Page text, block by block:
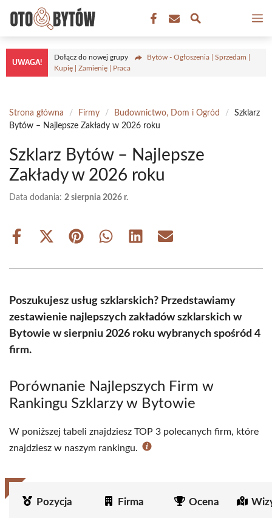
treści
UWAGA!
Dołącz do nowej grupy
Bytów - Ogłoszenia | Sprzedam |
Kupię | Zamienię | Praca
Strona główna / Firmy / Budownictwo, Dom i Ogród /
Szklarz
Bytów – Najlepsze Zakłady w 2026 roku
Szklarz Bytów – Najlepsze
Zakłady w 2026 roku
Data dodania: 2 sierpnia 2026 r.
Share
Share
(Twitter)
Share Share Share Share
Poszukujesz usług szklarskich? Przedstawiamy
zestawienie najlepszych zakładów szklarskich w
Bytowie w sierpniu 2026 roku wybranych spośród 4
firm.
Porównanie Najlepszych Firm w
Rankingu Szklarzy w Bytowie
W poniższej tabeli znajdziesz TOP 3 polecanych firm, które
znajdziesz w naszym rankingu.
Pozycja Firma Ocena